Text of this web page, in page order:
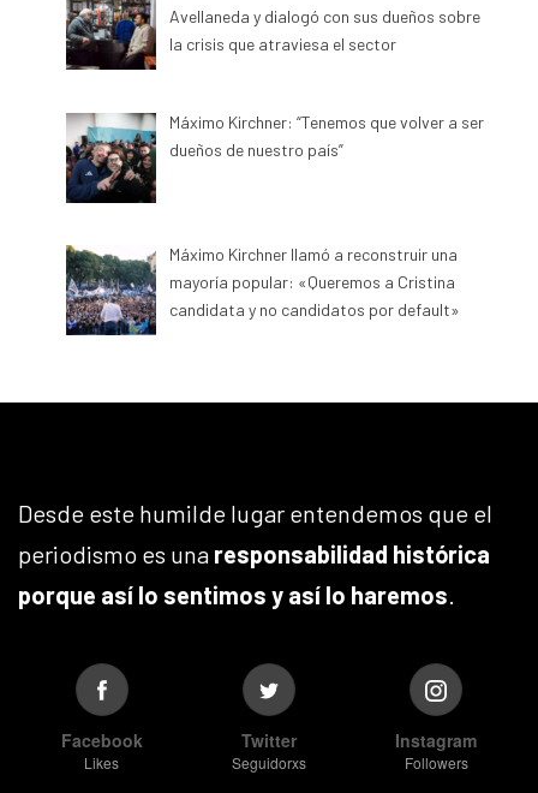
Avellaneda y dialogó con sus dueños sobre
la crisis que atraviesa el sector
Máximo Kirchner: “Tenemos que volver a ser
dueños de nuestro país”
Máximo Kirchner llamó a reconstruir una
mayoría popular: «Queremos a Cristina
candidata y no candidatos por default»
Desde este humilde lugar entendemos que el
periodismo es una responsabilidad histórica
porque así lo sentimos y así lo haremos.
Facebook
Likes
Twitter
Seguidorxs
Instagram
Followers